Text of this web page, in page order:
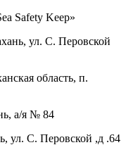
Safety Keep»
ул. С. Перовской
область, п.
а/я № 84
ул. С. Перовской ,д .64